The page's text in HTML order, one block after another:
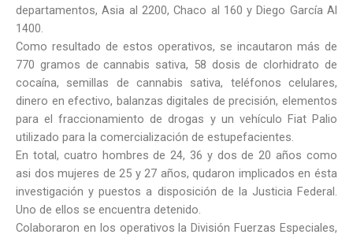
departamentos, Asia al 2200, Chaco al 160 y Diego García Al
1400.
Como resultado de estos operativos, se incautaron más de
770 gramos de cannabis sativa, 58 dosis de clorhidrato de
cocaína, semillas de cannabis sativa, teléfonos celulares,
dinero en efectivo, balanzas digitales de precisión, elementos
para el fraccionamiento de drogas y un vehículo Fiat Palio
utilizado para la comercialización de estupefacientes.
En total, cuatro hombres de 24, 36 y dos de 20 años como
asi dos mujeres de 25 y 27 años, qudaron implicados en ésta
investigación y puestos a disposición de la Justicia Federal.
Uno de ellos se encuentra detenido.
Colaboraron en los operativos la División Fuerzas Especiales,